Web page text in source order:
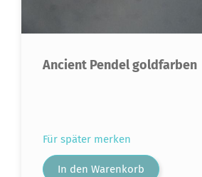
Ancient Pendel goldfarben
Für später merken
In den Warenkorb